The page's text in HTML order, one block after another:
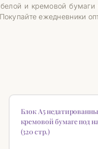
и кремовой
ежедневники
Блок А5
кремовой бумаге под
(320 стр.)